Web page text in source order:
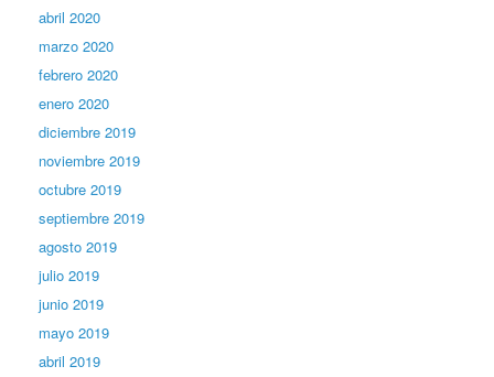
abril 2020
marzo 2020
febrero 2020
enero 2020
diciembre 2019
noviembre 2019
octubre 2019
septiembre 2019
agosto 2019
julio 2019
junio 2019
mayo 2019
abril 2019